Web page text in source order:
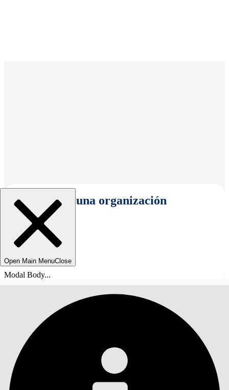
Seleccionar una organización
Open Main MenuClose
Modal Body...
ÍNDICE DE MATERIAS